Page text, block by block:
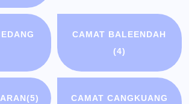
CAMAT BALEENDAH
(4)
(5)
CAMAT CANGKUANG